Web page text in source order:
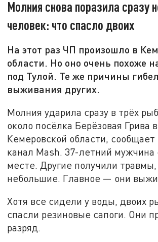
Молния снова поразила сразу
человек: что спасло двоих
На этот раз ЧП произошло в
области. Но оно очень похоже
под Тулой. Те же причины
выживания других.
Молния ударила сразу в трёх
около посёлка Берёзовая Грива в
Кемеровской области, сообщает
канал Mash. 37-летний мужчина
месте. Другие получили травмы,
небольшие. Главное — они
Хотя все сидели у воды, двоих
спасли резиновые сапоги. Они
разряд.